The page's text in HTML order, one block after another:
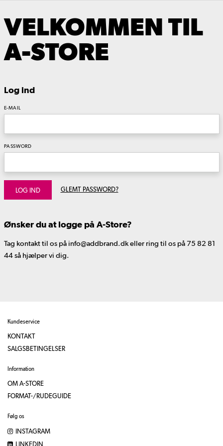
VELKOMMEN TIL
A-STORE
Log ind
E-MAIL
PASSWORD
LOG IND GLEMT PASSWORD?
Ønsker du at logge på A-Store?
Tag kontakt til os på info@addbrand.dk eller ring til os på 75 82 81
44 så hjælper vi dig.
Kundeservice
KONTAKT
SALGSBETINGELSER
Information
OM A-STORE
FORMAT-/RUDEGUIDE
Følg os
INSTAGRAM